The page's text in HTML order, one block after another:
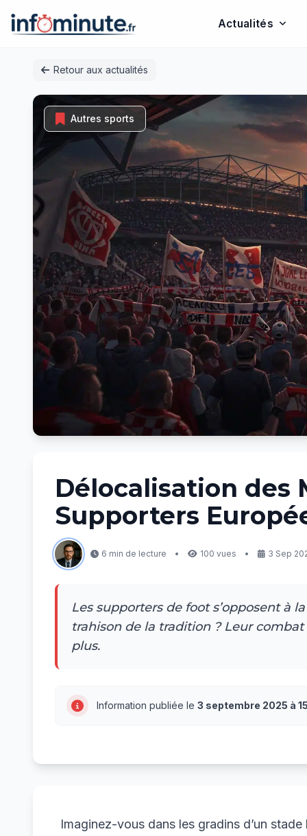
Actualités
Retour aux actualités
Autres sports
Délocalisation des
Supporters
6 min de lecture • 100 vues • 3 Sep
Les supporters de foot s’opposent à
trahison de la tradition ? Leur
plus.
Information publiée le 3 septembre 2025 à
Imaginez-vous dans les gradins d’un